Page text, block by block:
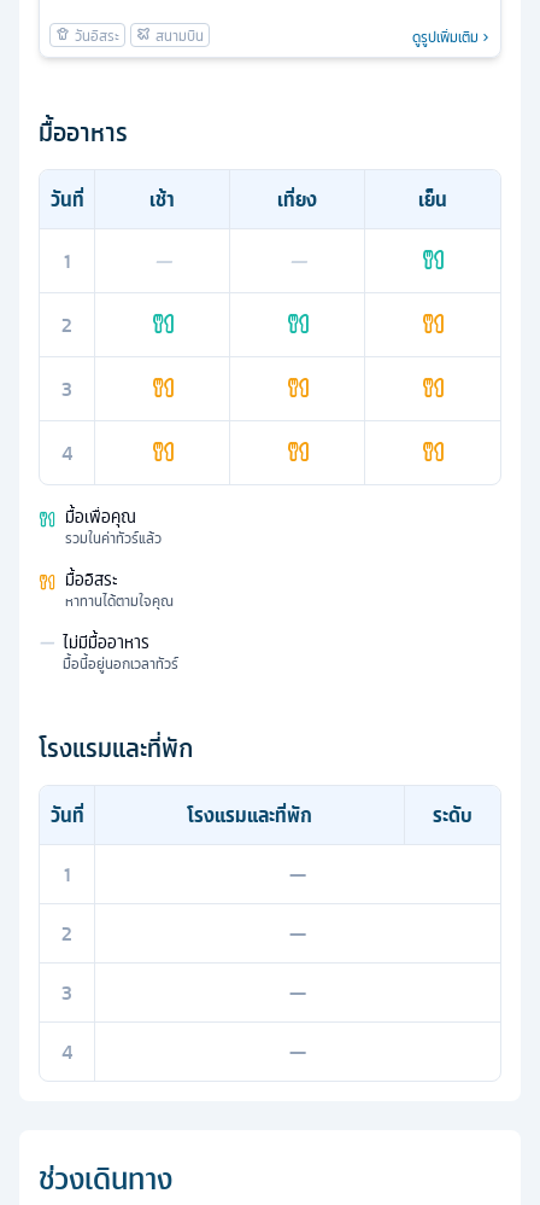
ดูรูปเพิ่มเติม
มื้ออาหาร
วันที่ เช้า เที่ยง
เย็น
1
— —
2
3
4
มื้อเพื่อคุณ
รวมในค่าทัวร์แล้ว
มื้ออิสระ
หาทานได้ตามใจคุณ
— ไม่มีมื้ออาหาร
มื้อนี้อยู่นอกเวลาทัวร์
โรงแรมและที่พัก
วันที่ โรงแรมและที่พัก
ระดับ
1
—
2
—
3
—
4
—
ช่วงเดินทาง